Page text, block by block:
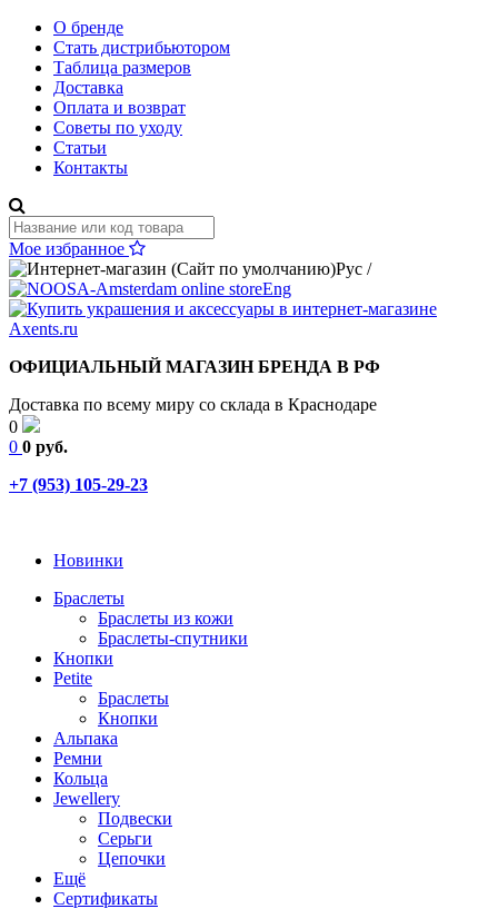
О бренде
Стать дистрибьютором
Таблица размеров
Доставка
Оплата и возврат
Советы по уходу
Статьи
Контакты
Мое избранное
Рус /
Eng
ОФИЦИАЛЬНЫЙ МАГАЗИН БРЕНДА В РФ
Доставка по всему миру со склада в Краснодаре
0
0 0 руб.
+7 (953) 105-29-23
Новинки
Браслеты
Браслеты из кожи
Браслеты-спутники
Кнопки
Petite
Браслеты
Кнопки
Альпака
Ремни
Кольца
Jewellery
Подвески
Серьги
Цепочки
Ещё
Сертификаты